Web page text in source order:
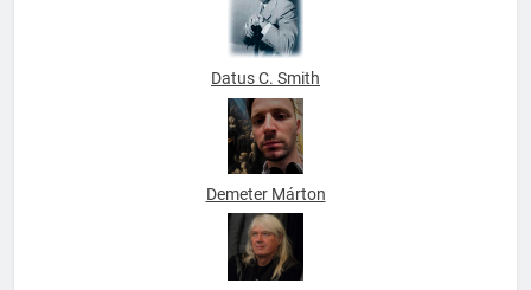
Datus C. Smith
Demeter Márton